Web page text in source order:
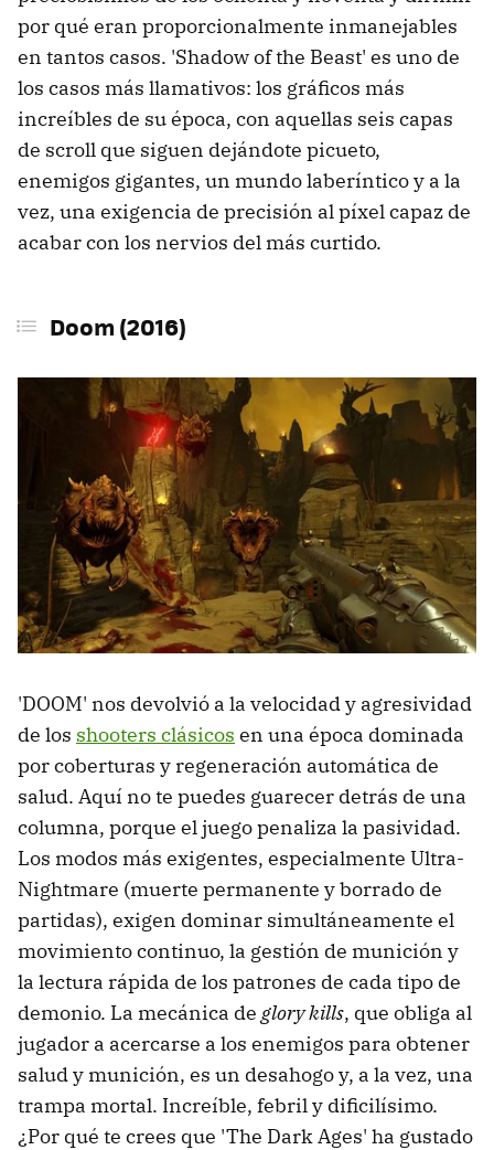
por qué eran proporcionalmente inmanejables
en tantos casos. 'Shadow of the Beast' es uno de
los casos más llamativos: los gráficos más
increíbles de su época, con aquellas seis capas
de scroll que siguen dejándote picueto,
enemigos gigantes, un mundo laberíntico y a la
vez, una exigencia de precisión al píxel capaz de
acabar con los nervios del más curtido.
Doom (2016)
'DOOM' nos devolvió a la velocidad y agresividad
de los shooters clásicos en una época dominada
por coberturas y regeneración automática de
salud. Aquí no te puedes guarecer detrás de una
columna, porque el juego penaliza la pasividad.
Los modos más exigentes, especialmente Ultra-
Nightmare (muerte permanente y borrado de
partidas), exigen dominar simultáneamente el
movimiento continuo, la gestión de munición y
la lectura rápida de los patrones de cada tipo de
demonio. La mecánica de glory kills, que obliga al
jugador a acercarse a los enemigos para obtener
salud y munición, es un desahogo y, a la vez, una
trampa mortal. Increíble, febril y dificilísimo.
¿Por qué te crees que 'The Dark Ages' ha gustado